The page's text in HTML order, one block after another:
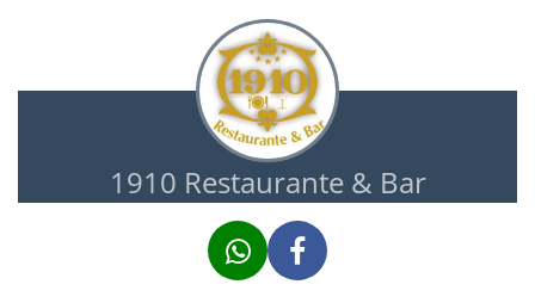
1910 Restaurante & Bar